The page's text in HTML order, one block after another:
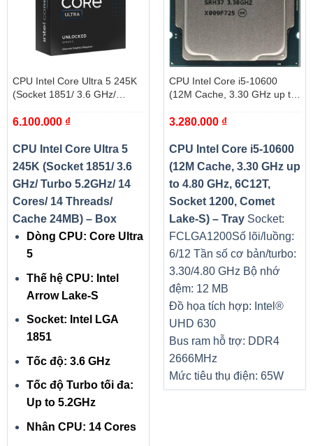
CPU Intel Core Ultra 5 245K
(Socket 1851/ 3.6 GHz/
Threads/ Cache 24MB) – Box
6.100.000 ₫
CPU Intel Core Ultra 5
245K (Socket 1851/ 3.6
GHz/ Turbo 5.2GHz/ 14
Cores/ 14 Threads/
Cache 24MB) – Box
Dòng CPU: Core Ultra
5
Thế hệ CPU: Intel
Arrow Lake-S
Socket: Intel LGA
1851
Tốc độ: 3.6 GHz
Tốc độ Turbo tối đa:
Up to 5.2GHz
Nhân CPU: 14 Cores
CPU Intel Core i5-10600
(12M Cache, 3.30 GHz up to
1200, Comet Lake-S) – Tray
3.280.000 ₫
CPU Intel Core i5-10600
(12M Cache, 3.30 GHz up
to 4.80 GHz, 6C12T,
Socket 1200, Comet
Lake-S) – Tray Socket:
FCLGA1200Số lõi/luồng:
6/12 Tần số cơ bản/turbo:
3.30/4.80 GHz Bộ nhớ
đệm: 12 MB
Đồ họa tích hợp: Intel®
UHD 630
Bus ram hỗ trợ: DDR4
2666MHz
Mức tiêu thụ điện: 65W